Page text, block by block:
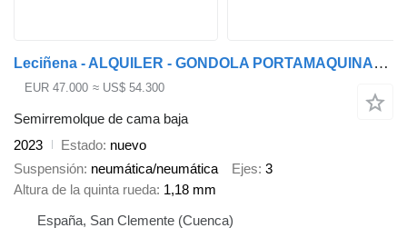
Leciñena - ALQUILER - GONDOLA PORTAMAQUINARIA
EUR 47.000 ≈ US$ 54.300
Semirremolque de cama baja
2023
Estado nuevo
Suspensión neumática/neumática Ejes 3
Altura de la quinta rueda 1,18 mm
España, San Clemente (Cuenca)